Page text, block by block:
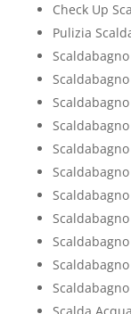
Check Up
Pulizia